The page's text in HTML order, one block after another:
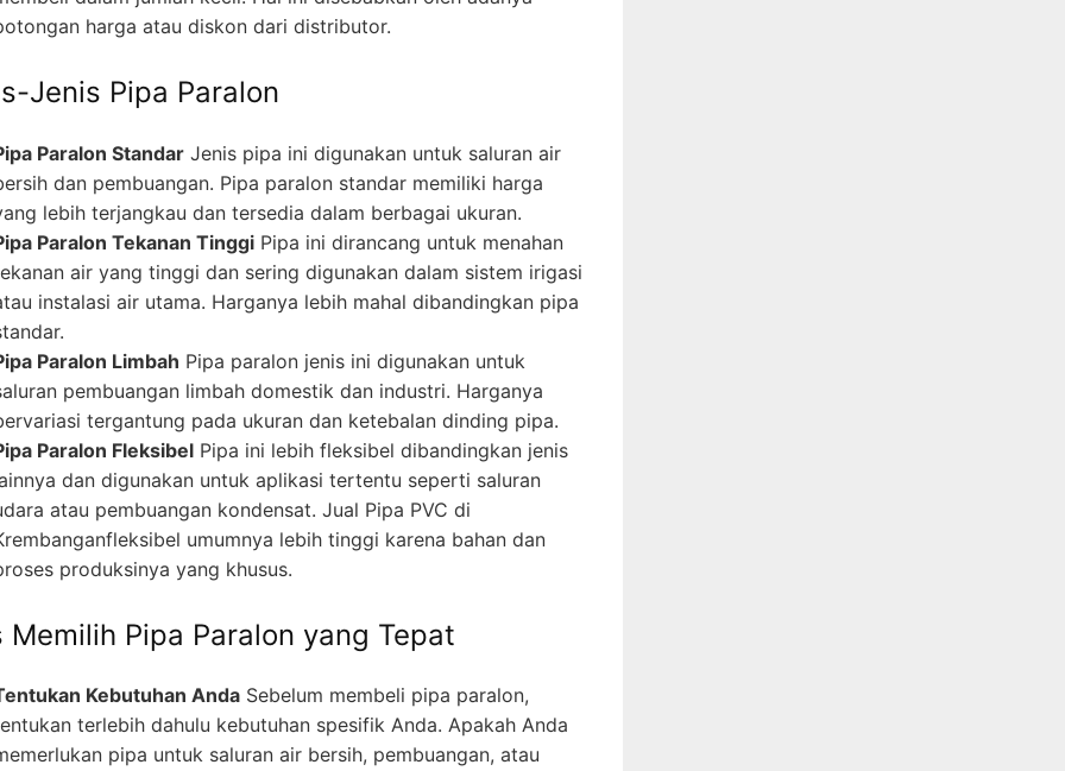
harga atau diskon dari distributor.
Jenis Pipa Paralon
Paralon Standar Jenis pipa ini digunakan untuk saluran air
dan pembuangan. Pipa paralon standar memiliki harga
lebih terjangkau dan tersedia dalam berbagai ukuran.
Paralon Tekanan Tinggi Pipa ini dirancang untuk menahan
air yang tinggi dan sering digunakan dalam sistem irigasi
instalasi air utama. Harganya lebih mahal dibandingkan pipa
Paralon Limbah Pipa paralon jenis ini digunakan untuk
pembuangan limbah domestik dan industri. Harganya
tergantung pada ukuran dan ketebalan dinding pipa.
Paralon Fleksibel Pipa ini lebih fleksibel dibandingkan jenis
dan digunakan untuk aplikasi tertentu seperti saluran
atau pembuangan kondensat. Jual Pipa PVC di
umumnya lebih tinggi karena bahan dan
produksinya yang khusus.
Memilih Pipa Paralon yang Tepat
Kebutuhan Anda Sebelum membeli pipa paralon,
terlebih dahulu kebutuhan spesifik Anda. Apakah Anda
pipa untuk saluran air bersih, pembuangan, atau